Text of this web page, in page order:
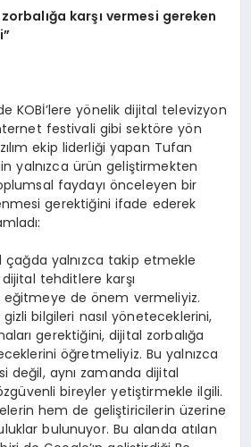
karşı vermesi gereken
KOBİ’lere yönelik dijital televizyon
festivali gibi sektöre yön
ekip liderliği yapan Tufan
yalnızca ürün geliştirmekten
faydayı önceleyen bir
gerektiğini ifade ederek
çağda yalnızca takip etmekle
tehditlere karşı
de önem vermeliyiz.
bilgileri nasıl yöneteceklerini,
gerektiğini, dijital zorbalığa
öğretmeliyiz. Bu yalnızca
değil, aynı zamanda dijital
bireyler yetiştirmekle ilgili.
hem de geliştiricilerin üzerine
bulunuyor. Bu alanda atılan